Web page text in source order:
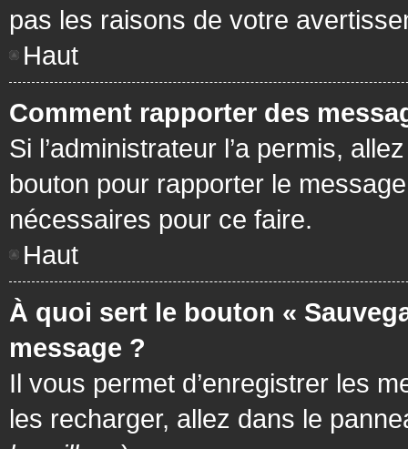
pas les raisons de votre
Haut
Comment rapporter des
Si l’administrateur l’a permis,
bouton pour rapporter le
nécessaires pour ce faire.
Haut
À quoi sert le bouton «
message ?
Il vous permet d’enregistrer les
les recharger, allez dans le